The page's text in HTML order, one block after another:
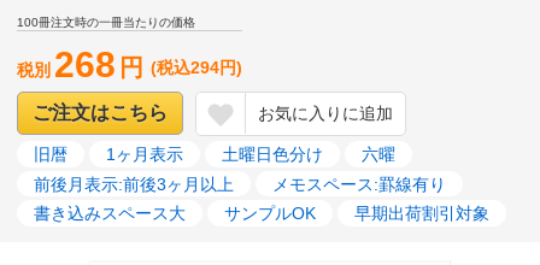
100冊注文時の一冊当たりの価格
税別 268 円 (税込294円)
ご注文はこちら お気に入りに追加
旧暦 1ヶ月表示 土曜日色分け
六曜
前後月表示:前後3ヶ月以上
メモスペース:罫線有り
書き込みスペース大
サンプルOK 早期出荷割引対象